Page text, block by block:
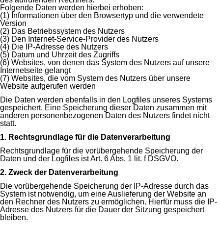
Folgende Daten werden hierbei erhoben:
(1) Informationen über den Browsertyp und die verwendete
Version
(2) Das Betriebssystem des Nutzers
(3) Den Internet-Service-Provider des Nutzers
(4) Die IP-Adresse des Nutzers
(5) Datum und Uhrzeit des Zugriffs
(6) Websites, von denen das System des Nutzers auf unsere
Internetseite gelangt
(7) Websites, die vom System des Nutzers über unsere
Website aufgerufen werden
Die Daten werden ebenfalls in den Logfiles unseres Systems
gespeichert. Eine Speicherung dieser Daten zusammen mit
anderen personenbezogenen Daten des Nutzers findet nicht
statt.
1. Rechtsgrundlage für die Datenverarbeitung
Rechtsgrundlage für die vorübergehende Speicherung der
Daten und der Logfiles ist Art. 6 Abs. 1 lit. f DSGVO.
2. Zweck der Datenverarbeitung
Die vorübergehende Speicherung der IP-Adresse durch das
System ist notwendig, um eine Auslieferung der Website an
den Rechner des Nutzers zu ermöglichen. Hierfür muss die IP-
Adresse des Nutzers für die Dauer der Sitzung gespeichert
bleiben.